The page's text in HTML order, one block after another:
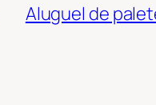
Aluguel de